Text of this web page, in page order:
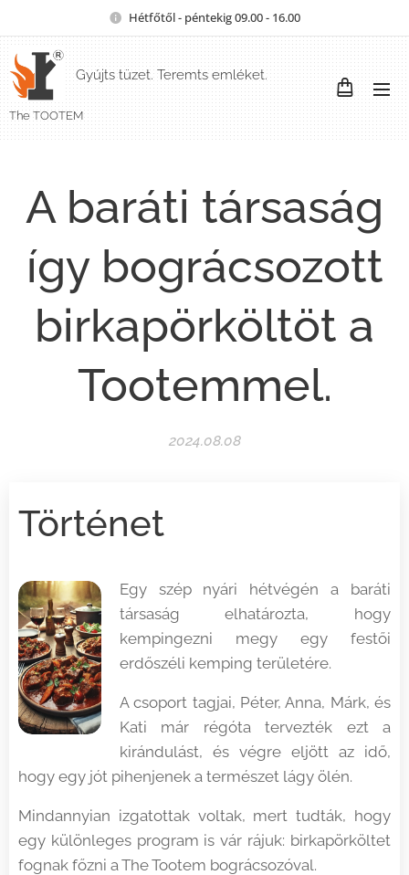
Hétfőtől - péntekig 09.00 - 16.00
Gyújts tüzet. Teremts emléket.
The TOOTEM
A baráti társaság
így bográcsozott
birkapörköltöt a
Tootemmel.
2024.08.08
Történet
Egy szép nyári hétvégén a baráti
társaság elhatározta, hogy
kempingezni megy egy festői
erdőszéli kemping területére.
A csoport tagjai, Péter, Anna, Márk, és
Kati már régóta tervezték ezt a
kirándulást, és végre eljött az idő,
hogy egy jót pihenjenek a természet lágy ölén.
Mindannyian izgatottak voltak, mert tudták, hogy
egy különleges program is vár rájuk: birkapörköltet
fognak főzni a The Tootem bográcsozóval.